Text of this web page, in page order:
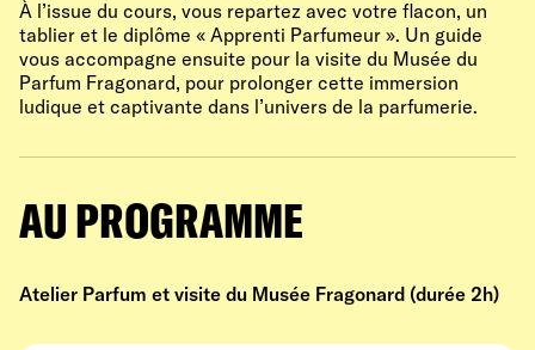
À l’issue du cours, vous repartez avec votre flacon, un
tablier et le diplôme « Apprenti Parfumeur ». Un guide
vous accompagne ensuite pour la visite du Musée du
Parfum Fragonard, pour prolonger cette immersion
ludique et captivante dans l’univers de la parfumerie.
AU PROGRAMME
Atelier Parfum et visite du Musée Fragonard (durée 2h)